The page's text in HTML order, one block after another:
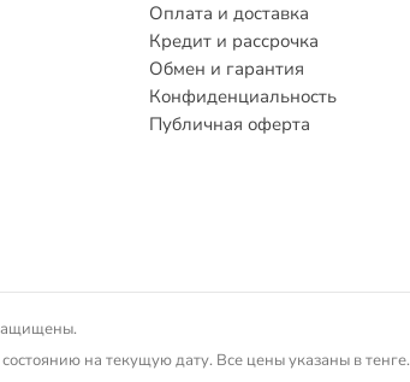
Оплата и доставка
Кредит и рассрочка
Обмен и гарантия
Конфиденциальность
Публичная оферта
на текущую дату. Все цены указаны в тенге.